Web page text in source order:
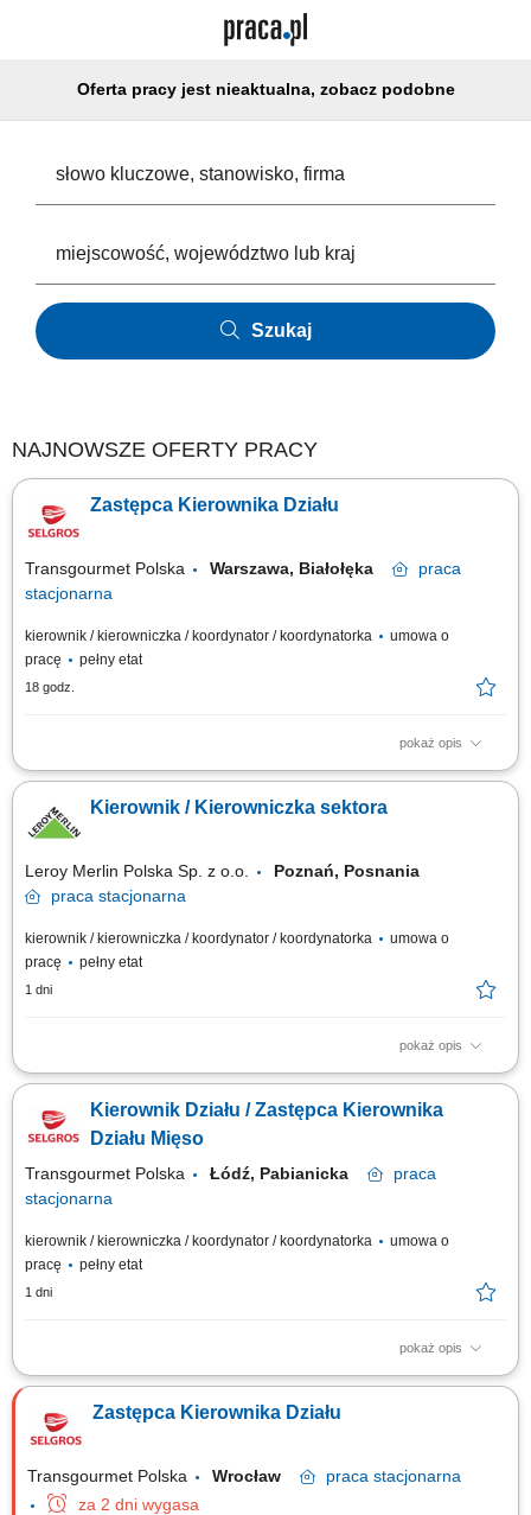
Oferta pracy jest nieaktualna, zobacz podobne
Szukaj
NAJNOWSZE OFERTY PRACY
Zastępca Kierownika Działu
Transgourmet Polska Warszawa, Białołęka
praca
stacjonarna
kierownik / kierowniczka / koordynator / koordynatorka
umowa o
pracę
pełny etat
18 godz.
pokaż opis
Twój zakres obowiązków wspieranie zadań kierownika działu, nadzór nad
kontrola stanów magazynowych, zapewnienie właściwej organizacji
pracy, w tym planowanie harmonogramów.
Kierownik / Kierowniczka sektora
Leroy Merlin Polska Sp. z o.o.
Poznań, Posnania
praca stacjonarna
kierownik / kierowniczka / koordynator / koordynatorka
umowa o
pracę
pełny etat
1 dni
pokaż opis
Jakie zadania na Ciebie czekają? zarządzanie zespołem Doradców
wyników pracy, podnoszenie kompetencji zespołu) opracowywanie i
realizacja rocznych planów sprzedaży oraz określanie kluczowych
Kierownik Działu / Zastępca Kierownika
Działu Mięso
Transgourmet Polska Łódź, Pabianicka
praca
stacjonarna
kierownik / kierowniczka / koordynator / koordynatorka
umowa o
pracę
pełny etat
1 dni
pokaż opis
Twój zakres obowiązków nadzór nad pracą działu, prowadzenie kontroli i
zapewnienie właściwej organizacji pracy w tym planowanie
harmonogramów.
Zastępca Kierownika Działu
Transgourmet Polska Wrocław praca stacjonarna
za 2 dni wygasa